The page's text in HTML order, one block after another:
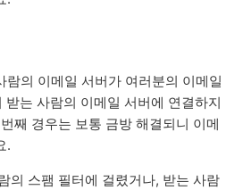
람의 이메일 서버가 여러분의 이메일
는 사람의 이메일 서버에 연결하지
째 경우는 보통 금방 해결되니 이메
.
의 스팸 필터에 걸렸거나, 받는 사람